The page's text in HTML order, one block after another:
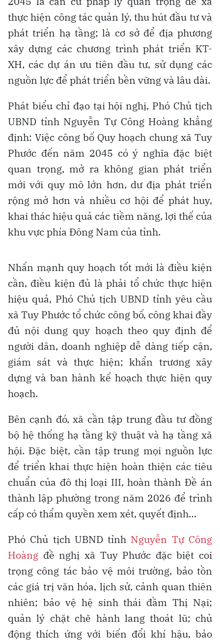
thực hiện công tác quản lý, thu hút đầu tư và
phát triển hạ tầng; là cơ sở để địa phương
xây dựng các chương trình phát triển KT-
XH, các dự án ưu tiên đầu tư, sử dụng các
nguồn lực để phát triển bền vững và lâu dài.
Phát biểu chỉ đạo tại hội nghị, Phó Chủ tịch
UBND tỉnh Nguyễn Tự Công Hoàng khẳng
định: Việc công bố Quy hoạch chung xã Tuy
Phước đến năm 2045 có ý nghĩa đặc biệt
quan trọng, mở ra không gian phát triển
mới với quy mô lớn hơn, dư địa phát triển
rộng mở hơn và nhiều cơ hội để phát huy,
khai thác hiệu quả các tiềm năng, lợi thế của
khu vực phía Đông Nam của tỉnh.
Nhấn mạnh quy hoạch tốt mới là điều kiện
cần, điều kiện đủ là phải tổ chức thực hiện
hiệu quả, Phó Chủ tịch UBND tỉnh yêu cầu
xã Tuy Phước tổ chức công bố, công khai đầy
đủ nội dung quy hoạch theo quy định để
người dân, doanh nghiệp dễ dàng tiếp cận,
giám sát và thực hiện; khẩn trương xây
dựng và ban hành kế hoạch thực hiện quy
hoạch.
Bên cạnh đó, xã cần tập trung đầu tư đồng
bộ hệ thống hạ tầng kỹ thuật và hạ tầng xã
hội. Đặc biệt, cần tập trung mọi nguồn lực
để triển khai thực hiện hoàn thiện các tiêu
chuẩn của đô thị loại III, hoàn thành Đề án
thành lập phường trong năm 2026 để trình
cấp có thẩm quyền xem xét, quyết định…
Phó Chủ tịch UBND tỉnh Nguyễn Tự Công
Hoàng đề nghị xã Tuy Phước đặc biệt coi
trọng công tác bảo vệ môi trường, bảo tồn
các giá trị văn hóa, lịch sử, cảnh quan thiên
nhiên; bảo vệ hệ sinh thái đầm Thị Nại;
quản lý chặt chẽ hành lang thoát lũ; chủ
động thích ứng với biến đổi khí hậu, bảo